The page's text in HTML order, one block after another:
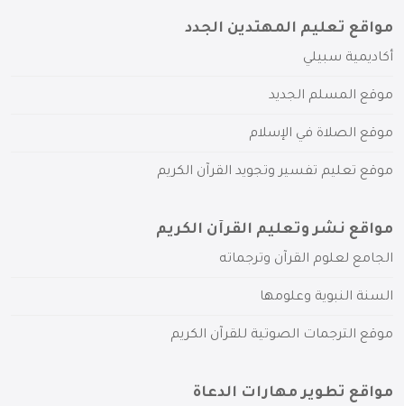
مواقع تعليم المهتدين الجدد
أكاديمية سبيلي
موقع المسلم الجديد
موقع الصلاة في الإسلام
موقع تعليم تفسير وتجويد القرآن الكريم
مواقع نشر وتعليم القرآن الكريم
الجامع لعلوم القرآن وترجماته
السنة النبوية وعلومها
موقع الترجمات الصوتية للقرآن الكريم
مواقع تطوير مهارات الدعاة